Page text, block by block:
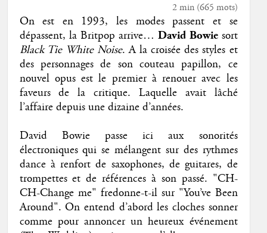
2 min(665 mots)
On est en 1993, les modes passent et se
dépassent, la Britpop arrive… David Bowiesort
Black Tie White Noise. A la croisée des styles et
des personnages de son couteau papillon, ce
nouvel opus est le premier à renouer avec les
faveurs de la critique. Laquelle avait lâché
l’affaire depuis une dizaine d’années.
David Bowie passe ici aux sonorités
électroniques qui se mélangent sur des rythmes
dance à renfort de saxophones, de guitares, de
trompettes et de références à son passé. "CH-
CH-Change me" fredonne-t-il sur "You’ve Been
Around". On entend d’abord les cloches sonner
comme pour annoncer un heureux événement